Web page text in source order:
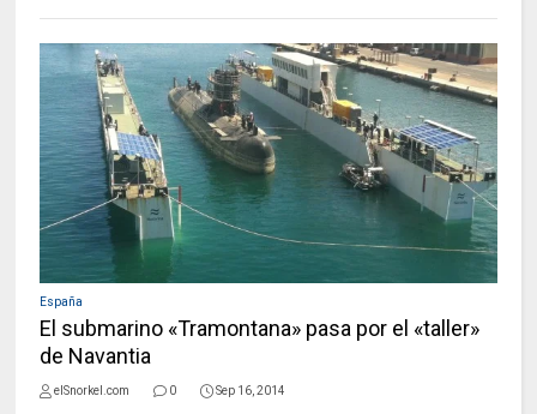
España
El submarino «Tramontana» pasa por el «taller»
de Navantia
elSnorkel.com 0 Sep 16, 2014